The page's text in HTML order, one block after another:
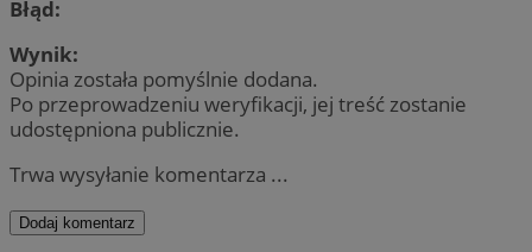
Błąd:
Wynik:
Opinia została pomyślnie dodana.
Po przeprowadzeniu weryfikacji, jej treść zostanie
udostępniona publicznie.
Trwa wysyłanie komentarza ...
Dodaj komentarz